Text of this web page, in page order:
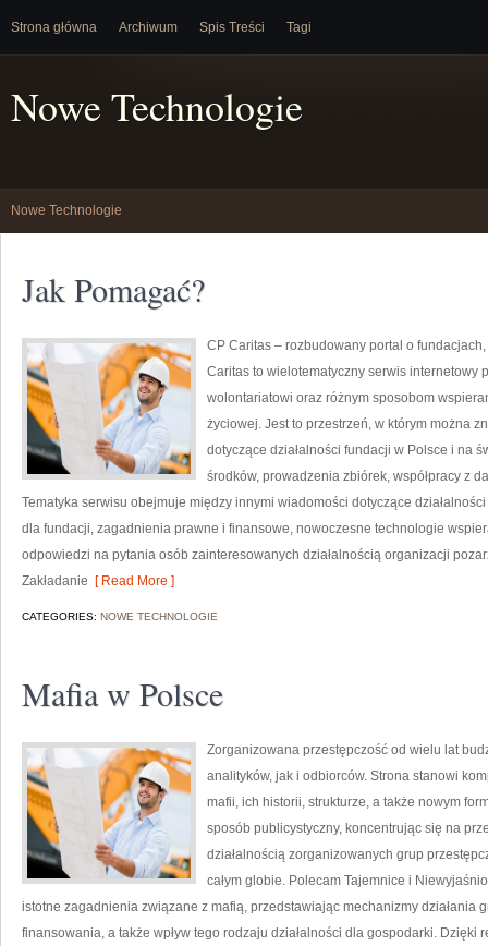
Strona główna Archiwum Spis Treści Tagi
Nowe Technologie
Nowe Technologie
Jak Pomagać?
CP Caritas – rozbudowany portal o
Caritas to wielotematyczny serwis internetowy
wolontariatowi oraz różnym sposobom
życiowej. Jest to przestrzeń, w którym można
dotyczące działalności fundacji w Polsce i na
środków, prowadzenia zbiórek, współpracy z
Tematyka serwisu obejmuje między innymi wiadomości dotyczące
dla fundacji, zagadnienia prawne i finansowe, nowoczesne technologie
odpowiedzi na pytania osób zainteresowanych działalnością organizacji
Zakładanie [ Read More ]
CATEGORIES: NOWE TECHNOLOGIE
Mafia w Polsce
Zorganizowana przestępczość od wielu lat
analityków, jak i odbiorców. Strona stanowi
mafii, ich historii, strukturze, a także nowym
sposób publicystyczny, koncentrując się na
działalnością zorganizowanych grup
całym globie. Polecam Tajemnice i
istotne zagadnienia związane z mafią, przedstawiając mechanizmy działania
finansowania, a także wpływ tego rodzaju działalności dla gospodarki. Dzięki